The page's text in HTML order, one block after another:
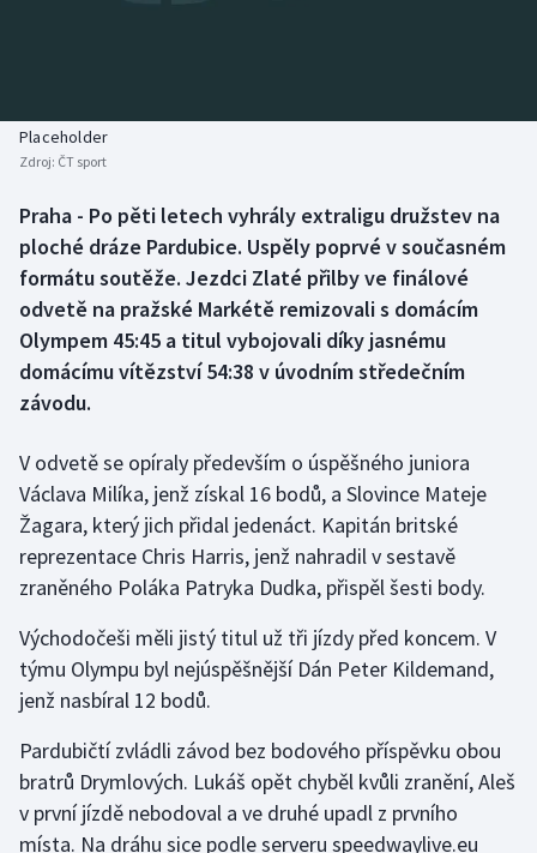
Biatlon
Box
Curling
Dostihy
Futsal
Golf
Gymnastika
Házená
Jezdectví
Judo
Krasobruslení
Aplikace ČT sport
Placeholder
Zdroj: ČT sport
Praha - Po pěti letech vyhrály extraligu družstev na
ploché dráze Pardubice. Uspěly poprvé v současném
formátu soutěže. Jezdci Zlaté přilby ve finálové
odvetě na pražské Markétě remizovali s domácím
Olympem 45:45 a titul vybojovali díky jasnému
domácímu vítězství 54:38 v úvodním středečním
závodu.
V odvetě se opíraly především o úspěšného juniora
Václava Milíka, jenž získal 16 bodů, a Slovince Mateje
Žagara, který jich přidal jedenáct. Kapitán britské
reprezentace Chris Harris, jenž nahradil v sestavě
zraněného Poláka Patryka Dudka, přispěl šesti body.
Východočeši měli jistý titul už tři jízdy před koncem. V
týmu Olympu byl nejúspěšnější Dán Peter Kildemand,
jenž nasbíral 12 bodů.
Pardubičtí zvládli závod bez bodového příspěvku obou
bratrů Drymlových. Lukáš opět chyběl kvůli zranění, Aleš
v první jízdě nebodoval a ve druhé upadl z prvního
místa. Na dráhu sice podle serveru speedwaylive.eu